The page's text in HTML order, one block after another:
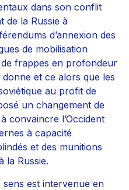
dans son conflit
de la Russie à
d’annexion des
de mobilisation
frappes en profondeur
et ce alors que les
au profit de
un changement de
convaincre l’Occident
à capacité
et des munitions
la Russie.
est intervenue en